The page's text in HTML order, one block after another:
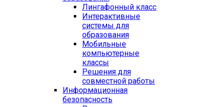
Лингафонный класс
Интерактивные
системы для
образования
Мобильные
компьютерные
классы
Решения для
совместной работы
Информационная
безопасность